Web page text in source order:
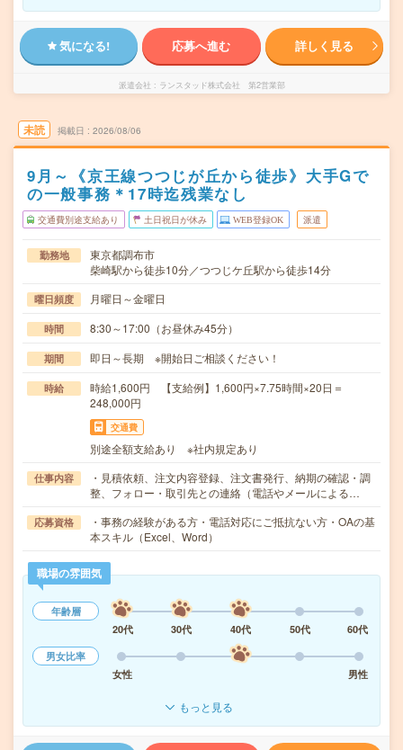
気になる! 応募へ進む 詳しく見る
派遣会社 ランスタッド株式会社 第2営業部
未読 掲載日 2026/08/06
9月～《京王線つつじが丘から徒歩》大手Gで
の一般事務＊17時迄残業なし
交通費別途支給あり 土日祝日が休み WEB登録OK 派遣
勤務地
東京都調布市
柴崎駅から徒歩10分／つつじケ丘駅から徒歩14分
曜日頻度 月曜日～金曜日
時間 8:30～17:00（お昼休み45分）
期間 即日～長期 ※開始日ご相談ください！
時給
時給1,600円 【支給例】1,600円×7.75時間×20日＝
248,000円
交通費
別途全額支給あり ※社内規定あり
仕事内容
・見積依頼、注文内容登録、注文書発行、納期の確認・調
整、フォロー・取引先との連絡（電話やメールによる…
応募資格
・事務の経験がある方・電話対応にご抵抗ない方・OAの基
本スキル（Excel、Word）
職場の雰囲気
年齢層
20代
30代 40代 50代
60代
男女比率
女性
男性
もっと見る